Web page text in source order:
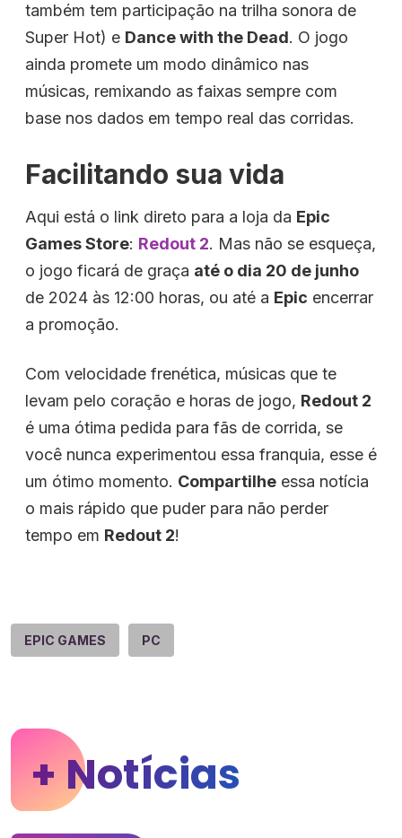
também tem participação na trilha sonora de
Super Hot) e Dance with the Dead. O jogo
ainda promete um modo dinâmico nas
músicas, remixando as faixas sempre com
base nos dados em tempo real das corridas.
Facilitando sua vida
Aqui está o link direto para a loja da Epic
Games Store: Redout 2. Mas não se esqueça,
o jogo ficará de graça até o dia 20 de junho
de 2024 às 12:00 horas, ou até a Epic encerrar
a promoção.
Com velocidade frenética, músicas que te
levam pelo coração e horas de jogo, Redout 2
é uma ótima pedida para fãs de corrida, se
você nunca experimentou essa franquia, esse é
um ótimo momento. Compartilhe essa notícia
o mais rápido que puder para não perder
tempo em Redout 2!
EPIC GAMES PC
+ Notícias